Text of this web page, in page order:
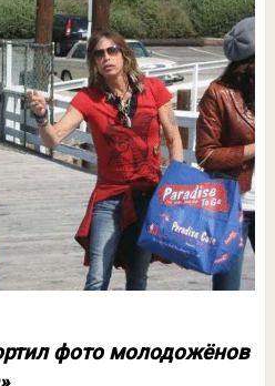
фото молодожёнов